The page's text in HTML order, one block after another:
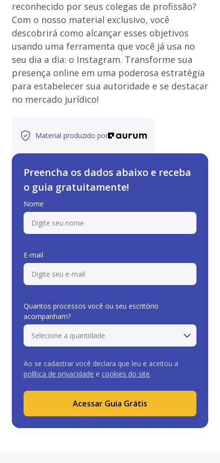
reconhecido por seus colegas de profissão?
Com o nosso material exclusivo, você
descobrirá como alcançar esses objetivos
usando uma ferramenta que você já usa no
seu dia a dia: o Instagram. Transforme sua
presença online em uma poderosa estratégia
para estabelecer sua autoridade e se destacar
no mercado jurídico!
Material produzido por
Preencha os dados abaixo e receba
o guia gratuitamente!
Nome
E-mail
Quantos processos você ou seu escritório
acompanham?
Ao se cadastrar você declara que leu e aceitou a
política de privacidade e cookies do site.
Acessar Guia Grátis